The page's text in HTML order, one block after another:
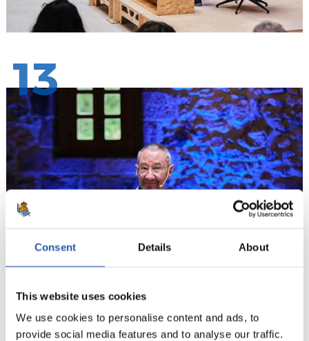
Consent Details About
This website uses cookies
We use cookies to personalise content and ads, to
provide social media features and to analyse our traffic.
13
14